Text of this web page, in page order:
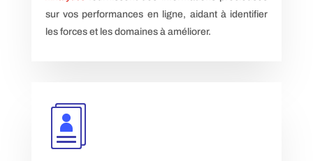
sur vos performances en ligne, aidant à identifier
les forces et les domaines à améliorer.